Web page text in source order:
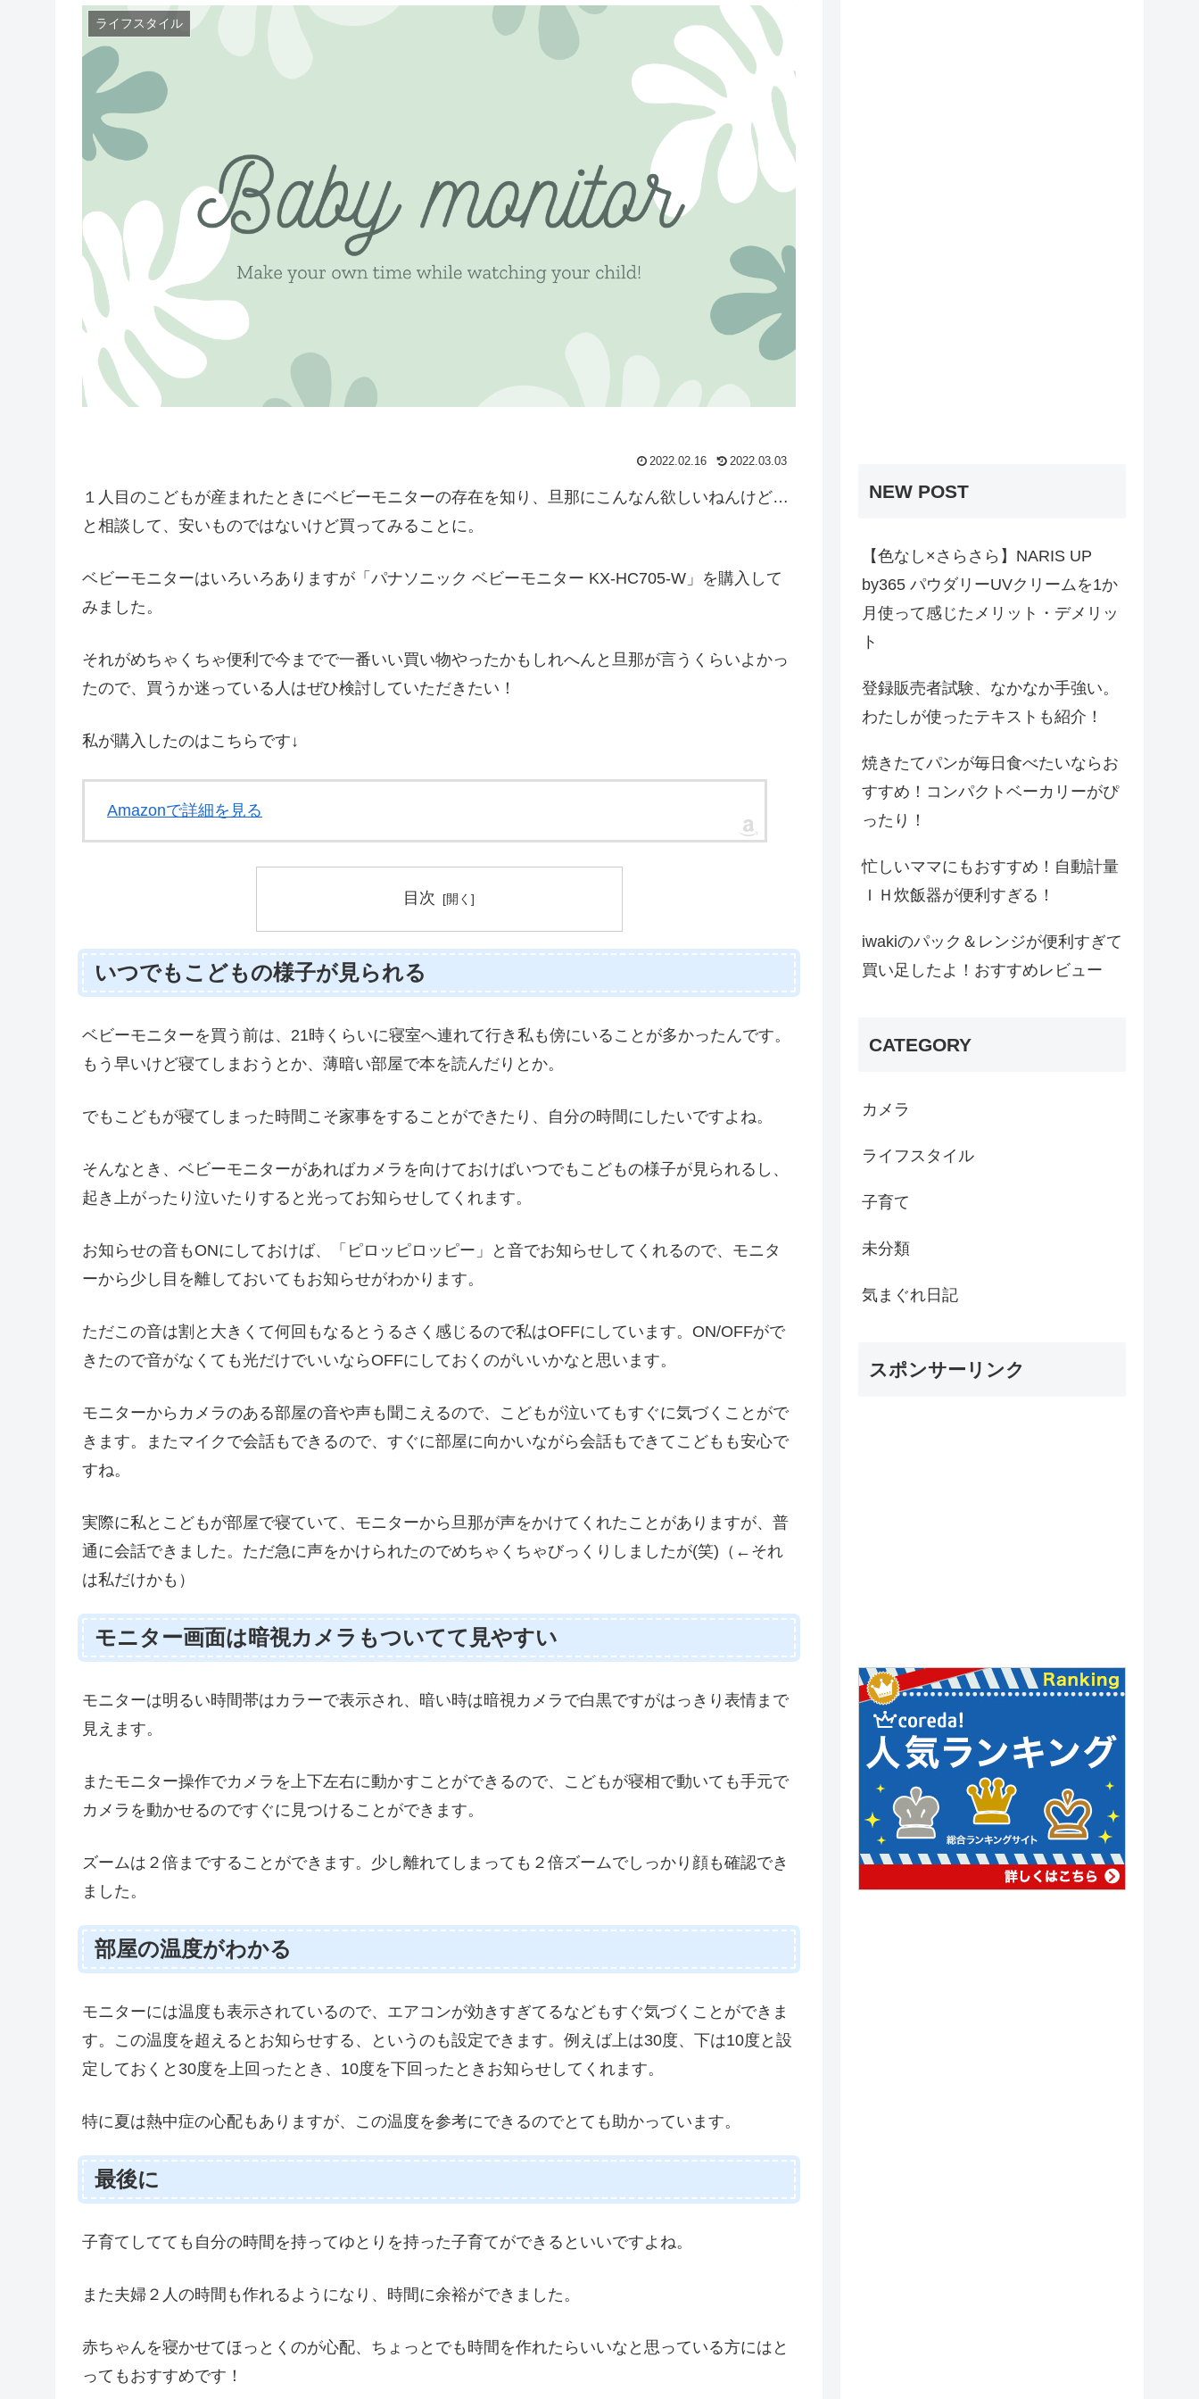
ライフスタイル
2022.02.16 2022.03.03
１人目のこどもが産まれたときにベビーモニターの存在を知り、旦那にこんなん欲しいねんけど…
と相談して、安いものではないけど買ってみることに。
ベビーモニターはいろいろありますが「パナソニック ベビーモニター KX-HC705-W」を購入して
みました。
それがめちゃくちゃ便利で今までで一番いい買い物やったかもしれへんと旦那が言うくらいよかっ
たので、買うか迷っている人はぜひ検討していただきたい！
私が購入したのはこちらです↓
Amazonで詳細を見る
目次
いつでもこどもの様子が見られる
ベビーモニターを買う前は、21時くらいに寝室へ連れて行き私も傍にいることが多かったんです。
もう早いけど寝てしまおうとか、薄暗い部屋で本を読んだりとか。
でもこどもが寝てしまった時間こそ家事をすることができたり、自分の時間にしたいですよね。
そんなとき、ベビーモニターがあればカメラを向けておけばいつでもこどもの様子が見られるし、
起き上がったり泣いたりすると光ってお知らせしてくれます。
お知らせの音もONにしておけば、「ピロッピロッピー」と音でお知らせしてくれるので、モニタ
ーから少し目を離しておいてもお知らせがわかります。
ただこの音は割と大きくて何回もなるとうるさく感じるので私はOFFにしています。ON/OFFがで
きたので音がなくても光だけでいいならOFFにしておくのがいいかなと思います。
モニターからカメラのある部屋の音や声も聞こえるので、こどもが泣いてもすぐに気づくことがで
きます。またマイクで会話もできるので、すぐに部屋に向かいながら会話もできてこどもも安心で
すね。
実際に私とこどもが部屋で寝ていて、モニターから旦那が声をかけてくれたことがありますが、普
通に会話できました。ただ急に声をかけられたのでめちゃくちゃびっくりしましたが(笑)（←それ
は私だけかも）
モニター画面は暗視カメラもついてて見やすい
モニターは明るい時間帯はカラーで表示され、暗い時は暗視カメラで白黒ですがはっきり表情まで
見えます。
またモニター操作でカメラを上下左右に動かすことができるので、こどもが寝相で動いても手元で
カメラを動かせるのですぐに見つけることができます。
ズームは２倍まですることができます。少し離れてしまっても２倍ズームでしっかり顔も確認でき
ました。
部屋の温度がわかる
モニターには温度も表示されているので、エアコンが効きすぎてるなどもすぐ気づくことができま
す。この温度を超えるとお知らせする、というのも設定できます。例えば上は30度、下は10度と設
定しておくと30度を上回ったとき、10度を下回ったときお知らせしてくれます。
特に夏は熱中症の心配もありますが、この温度を参考にできるのでとても助かっています。
最後に
子育てしてても自分の時間を持ってゆとりを持った子育てができるといいですよね。
また夫婦２人の時間も作れるようになり、時間に余裕ができました。
赤ちゃんを寝かせてほっとくのが心配、ちょっとでも時間を作れたらいいなと思っている方にはと
ってもおすすめです！
NEW POST
【色なし×さらさら】NARIS UP
by365 パウダリーUVクリームを1か
月使って感じたメリット・デメリッ
ト
登録販売者試験、なかなか手強い。
わたしが使ったテキストも紹介！
焼きたてパンが毎日食べたいならお
すすめ！コンパクトベーカリーがぴ
ったり！
忙しいママにもおすすめ！自動計量
ＩＨ炊飯器が便利すぎる！
iwakiのパック＆レンジが便利すぎて
買い足したよ！おすすめレビュー
CATEGORY
カメラ
ライフスタイル
子育て
未分類
気まぐれ日記
スポンサーリンク